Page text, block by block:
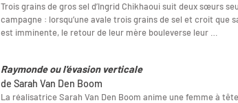
Trois grains de gros sel d’Ingrid Chikhaoui suit deux sœurs
campagne : lorsqu’une avale trois grains de sel et croit que
est imminente, le retour de leur mère bouleverse leur …
Raymonde ou l'évasion verticale
de Sarah Van Den Boom
La réalisatrice Sarah Van Den Boom anime une femme à